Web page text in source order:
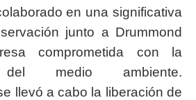
en una significativa
junto a Drummond
comprometida con la
del medio ambiente.
llevó a cabo la liberación de